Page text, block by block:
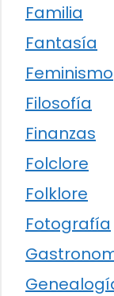
Familia
Fantasía
Feminismo
Filosofía
Finanzas
Folclore
Folklore
Fotografía